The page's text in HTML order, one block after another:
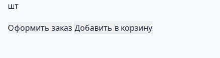
шт
Оформить заказ Добавить в корзину